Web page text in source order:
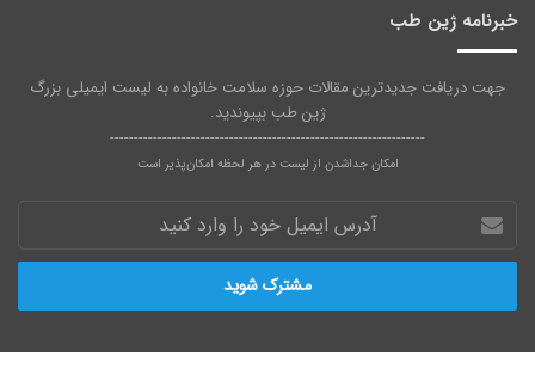
خبرنامه ژین طب
جهت دریافت جدیدترین مقالات حوزه سلامت خانواده به لیست ایمیلی بزرگ
ژین طب بپیوندید.
------------------------------------------------------------------
امکان جداشدن از لیست در هر لحظه امکان‌پذیر است
ایمیل
خود
وارد